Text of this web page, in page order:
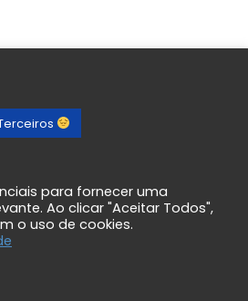
para fornecer uma
Ao clicar "Aceitar Todos",
o uso de cookies.